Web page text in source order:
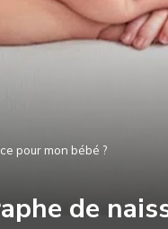
pour mon bébé ?
de